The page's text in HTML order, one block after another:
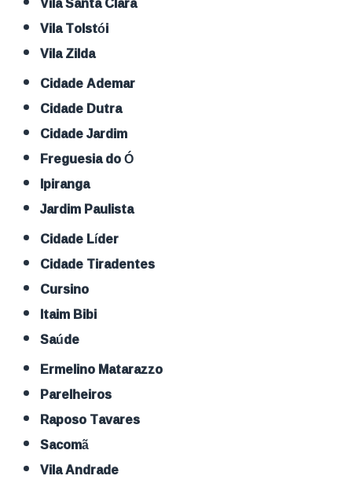
Vila Tolstói
Vila Zilda
Cidade Ademar
Cidade Dutra
Cidade Jardim
Freguesia do Ó
Ipiranga
Jardim Paulista
Cidade Líder
Cidade Tiradentes
Cursino
Itaim Bibi
Saúde
Ermelino Matarazzo
Parelheiros
Raposo Tavares
Sacomã
Vila Andrade